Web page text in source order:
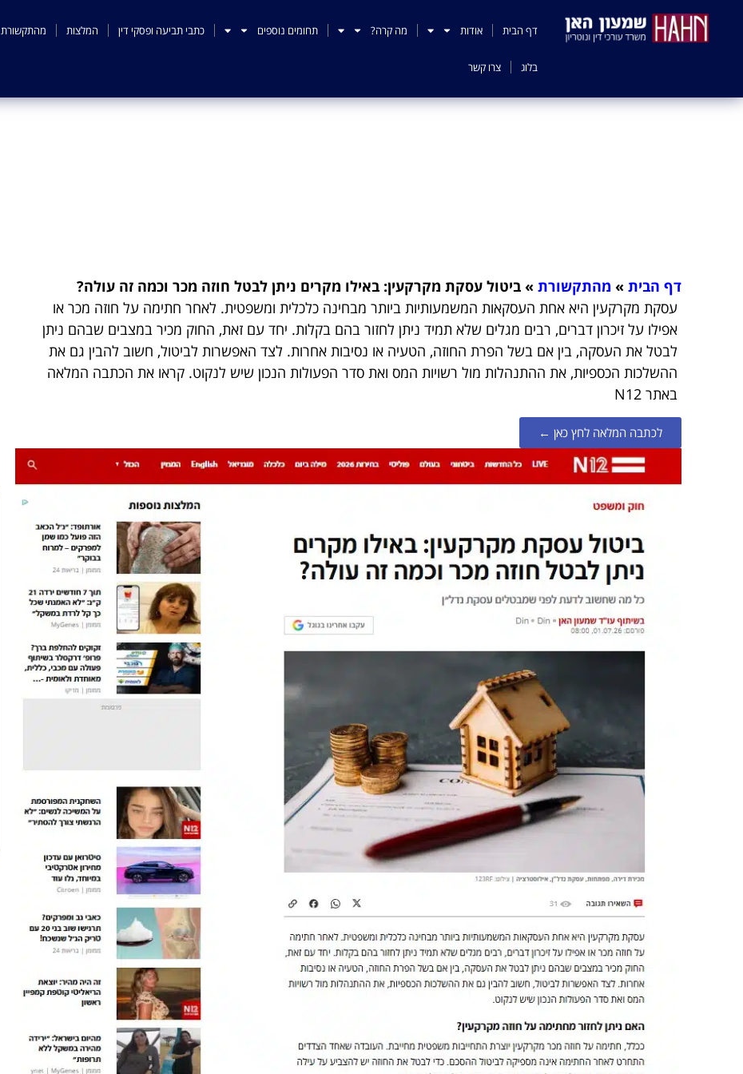
דף הבית אודות מה קרה? תחומים נוספים כתבי תביעה ופסקי דין המלצות מהתקשורת
בלוג צרו קשר
דף הבית » מהתקשורת »ביטול עסקת מקרקעין: באילו מקרים ניתן לבטל חוזה מכר וכמה זה עולה?
עסקת מקרקעין היא אחת העסקאות המשמעותיות ביותר מבחינה כלכלית ומשפטית. לאחר חתימה על חוזה מכר או
אפילו על זיכרון דברים, רבים מגלים שלא תמיד ניתן לחזור בהם בקלות. יחד עם זאת, החוק מכיר במצבים שבהם ניתן
לבטל את העסקה, בין אם בשל הפרת החוזה, הטעיה או נסיבות אחרות. לצד האפשרות לביטול, חשוב להבין גם את
ההשלכות הכספיות, את ההתנהלות מול רשויות המס ואת סדר הפעולות הנכון שיש לנקוט. קראו את הכתבה המלאה
באתר N12
לכתבה המלאה לחץ כאן ←